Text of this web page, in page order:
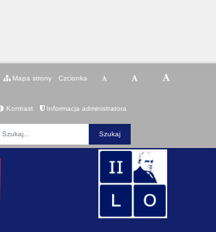
Mapa strony Czcionka
Kontrast Informacja administratora